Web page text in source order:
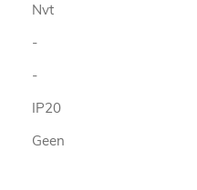
Nvt
-
-
IP20
Geen